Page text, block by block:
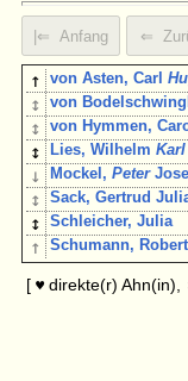
↑ von Asten, Carl
↕ von
↕ von Hymmen,
↕ Lies, WilhelmKarl
↓ Mockel,Peter
↕ Sack, Gertrud
↕ Schleicher, Julia
↑ Schumann, Robert
[ ♥ direkte(r) Ahn(in),